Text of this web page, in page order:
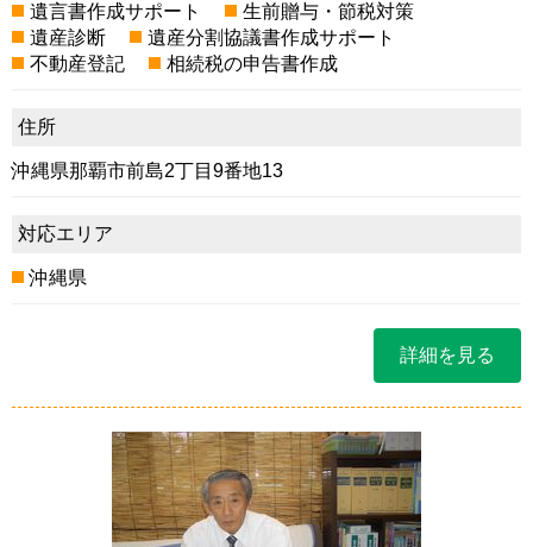
遺言書作成サポート
生前贈与・節税対策
遺産診断
遺産分割協議書作成サポート
不動産登記
相続税の申告書作成
住所
沖縄県那覇市前島2丁目9番地13
対応エリア
沖縄県
詳細を見る